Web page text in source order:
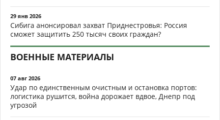
29 янв 2026
Сибига анонсировал захват Приднестровья: Россия
сможет защитить 250 тысяч своих граждан?
ВОЕННЫЕ МАТЕРИАЛЫ
07 авг 2026
Удар по единственным очистным и остановка портов:
логистика рушится, война дорожает вдвое, Днепр под
угрозой